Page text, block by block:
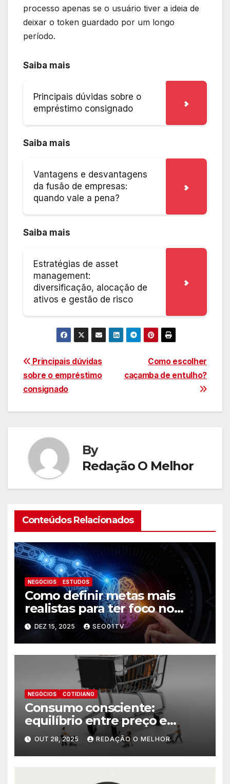
processo apenas se o usuário tiver a ideia de
deixar o token guardado por um longo
período.
Saiba mais
Principais dúvidas sobre o
empréstimo consignado
Saiba mais
Vantagens e desvantagens
da fusão de empresas:
quando vale a pena?
Saiba mais
Estratégias de asset
management:
diversificação, alocação de
ativos e gestão de risco
Navegação
de
Post
Como escolher
caçamba de entulho?
Principais dúvidas
sobre o empréstimo
consignado
By
Redação O Melhor
Conteúdos Relacionados
NEGÓCIOS ESTUDOS
Como definir metas mais
realistas para ter foco no
futuro
DEZ 15, 2025 SEO01TV
NEGÓCIOS COTIDIANO
Consumo consciente:
equilíbrio entre preço e
necessidade
OUT 28, 2025 REDAÇÃO O MELHOR